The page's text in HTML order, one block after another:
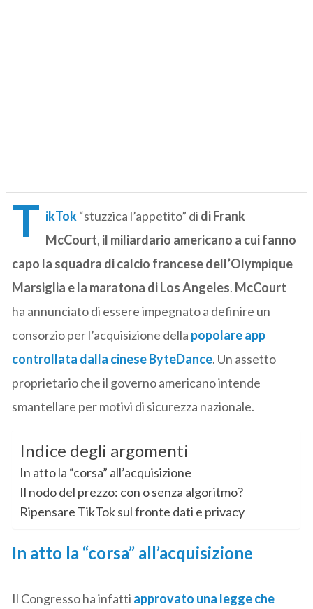
T ikTok“stuzzica l’appetito” di di Frank
McCourt, il miliardario americano a cui fanno
capo la squadra di calcio francese dell’Olympique
Marsiglia e la maratona di Los Angeles. McCourt
ha annunciato di essere impegnato a definire un
consorzio per l’acquisizione della popolare app
controllata dalla cinese ByteDance. Un assetto
proprietario che il governo americano intende
smantellare per motivi di sicurezza nazionale.
Indice degli argomenti
In atto la “corsa” all’acquisizione
Il nodo del prezzo: con o senza algoritmo?
Ripensare TikTok sul fronte dati e privacy
In atto la “corsa” all’acquisizione
Il Congresso ha infatti approvato una legge che